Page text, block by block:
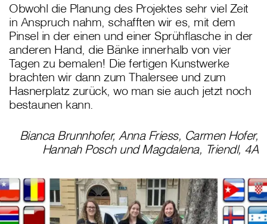
Obwohl die Planung des Projektes sehr viel Zeit
in Anspruch nahm, schafften wir es, mit dem
Pinsel in der einen und einer Sprühflasche in der
anderen Hand, die Bänke innerhalb von vier
Tagen zu bemalen! Die fertigen Kunstwerke
brachten wir dann zum Thalersee und zum
Hasnerplatz zurück, wo man sie auch jetzt noch
bestaunen kann.
Bianca Brunnhofer, Anna Friess, Carmen Hofer,
Hannah Posch und Magdalena, Triendl, 4A